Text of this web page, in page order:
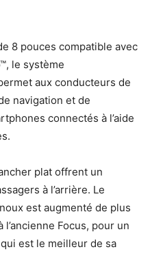
8 pouces compatible avec
le système
aux conducteurs de
navigation et de
connectés à l’aide
plat offrent un
à l’arrière. Le
est augmenté de plus
Focus, pour un
est le meilleur de sa